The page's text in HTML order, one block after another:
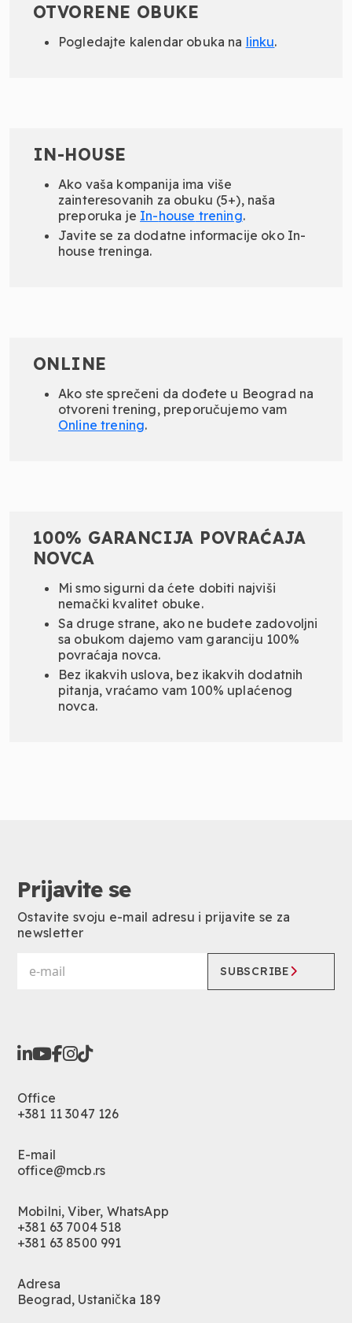
OTVORENE OBUKE
Pogledajte kalendar obuka na linku.
IN-HOUSE
Ako vaša kompanija ima više
zainteresovanih za obuku (5+), naša
preporuka je In-house trening.
Javite se za dodatne informacije oko In-
house treninga.
ONLINE
Ako ste sprečeni da dođete u Beograd na
otvoreni trening, preporučujemo vam
Online trening.
100% GARANCIJA POVRAĆAJA
NOVCA
Mi smo sigurni da ćete dobiti najviši
nemački kvalitet obuke.
Sa druge strane, ako ne budete zadovoljni
sa obukom dajemo vam garanciju 100%
povraćaja novca.
Bez ikakvih uslova, bez ikakvih dodatnih
pitanja, vraćamo vam 100% uplaćenog
novca.
Prijavite se
Ostavite svoju e-mail adresu i prijavite se za
newsletter
SUBSCRIBE
Office
+381 11 3047 126
E-mail
office@mcb.rs
Mobilni, Viber, WhatsApp
+381 63 7004 518
+381 63 8500 991
Adresa
Beograd, Ustanička 189